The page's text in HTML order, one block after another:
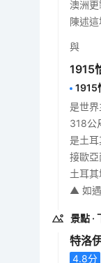
澳洲
陳述這
與
1915
1915
是世
318公
是土
接歐
土耳
▲ 如遇
景點 ·
特洛
4.8分